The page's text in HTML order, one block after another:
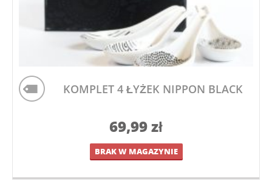
KOMPLET 4 ŁYŻEK NIPPON BLACK
69,99zł
BRAK W MAGAZYNIE